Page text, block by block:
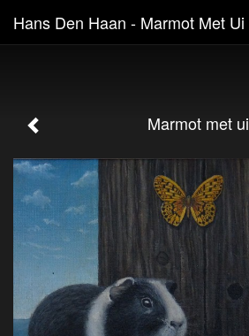
Hans Den Haan - Marmot Met Ui
Marmot met ui